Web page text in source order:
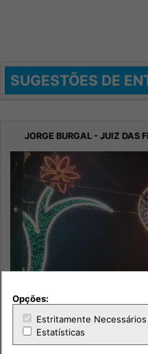
SUGESTÕES DE
Opções:
Estritamente Necessários
Estatísticas